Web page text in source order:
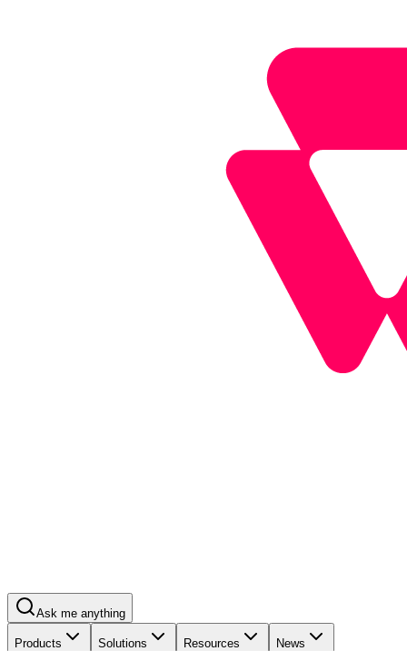
Ask me anything
Products Solutions Resources News